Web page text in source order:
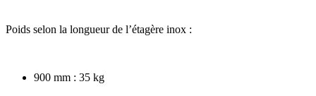
Poids selon la longueur de l’étagère inox :
900 mm : 35 kg